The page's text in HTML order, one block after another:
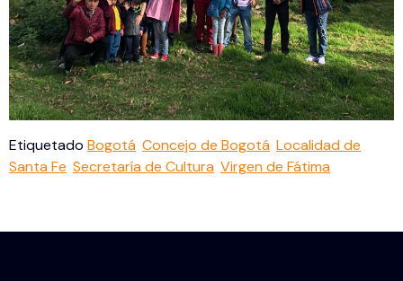
Etiquetado Bogotá Concejo de Bogotá Localidad de
Santa Fe Secretaría de Cultura Virgen de Fátima